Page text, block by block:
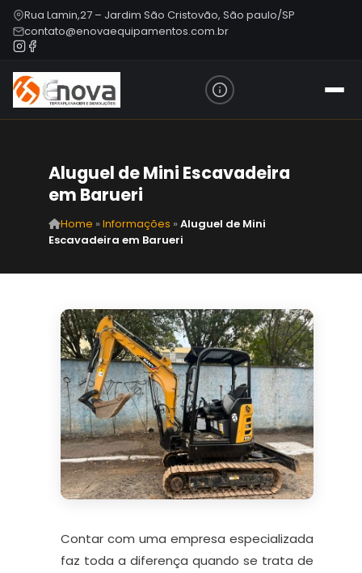
Rua Lamin,27 – Jardim São Cristovão, São paulo/SP
contato@enovaequipamentos.com.br
Aluguel de Mini Escavadeira
em Barueri
Home » Informações » Aluguel de Mini
Escavadeira em Barueri
Contar com uma empresa especializada
faz toda a diferença quando se trata de